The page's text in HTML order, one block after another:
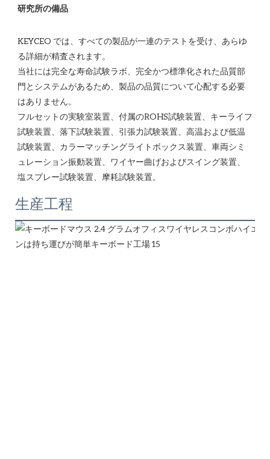
KEYCEO では、すべての製品が一連のテストを受け、あらゆ
る詳細が精査されます。
当社には完全な寿命試験ラボ、完全かつ標準化された品質部
門とシステムがあるため、製品の品質について心配する必要
はありません。
フルセットの実験室装置、付属のROHS試験装置、キーライフ
試験装置、落下試験装置、引張力試験装置、高温および低温
試験装置、カラーマッチングライトボックス装置、車両シミ
ュレーション振動装置、ワイヤー曲げおよびスイング装置、
生産工程